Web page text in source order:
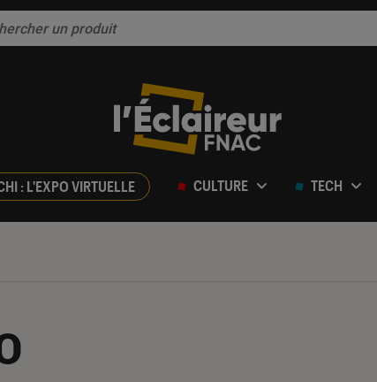
: L'EXPO VIRTUELLE CULTURE TECH